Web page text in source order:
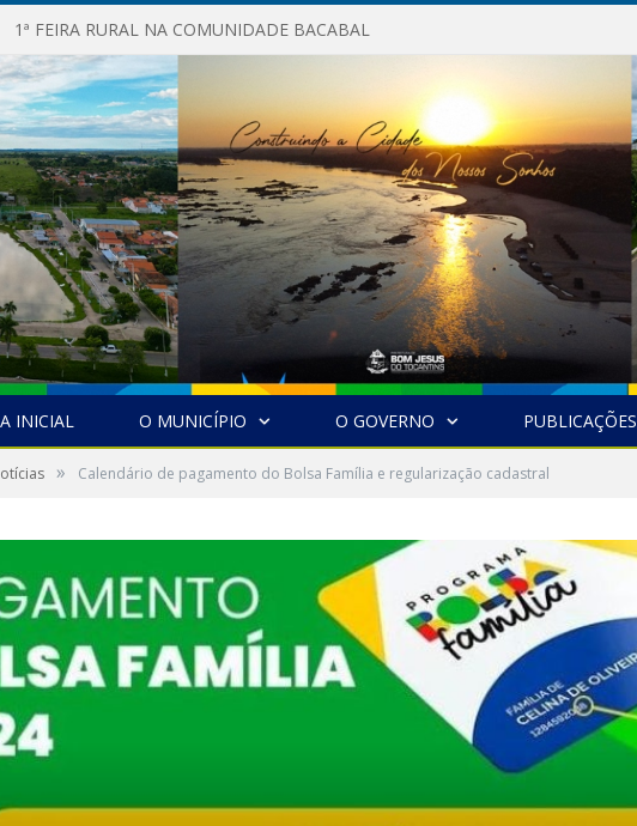
1ª FEIRA RURAL NA COMUNIDADE BACABAL
INICIAL O MUNICÍPIO O GOVERNO PUBLICAÇÕES
» Calendário de pagamento do Bolsa Família e regularização cadastral